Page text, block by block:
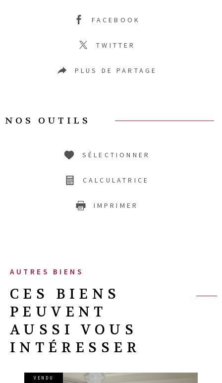
FACEBOOK
TWITTER
PLUS DE PARTAGE
NOS OUTILS
SÉLECTIONNER
CALCULATRICE
IMPRIMER
AUTRES BIENS
CES BIENS
PEUVENT
AUSSI VOUS
INTÉRESSER
VENDU